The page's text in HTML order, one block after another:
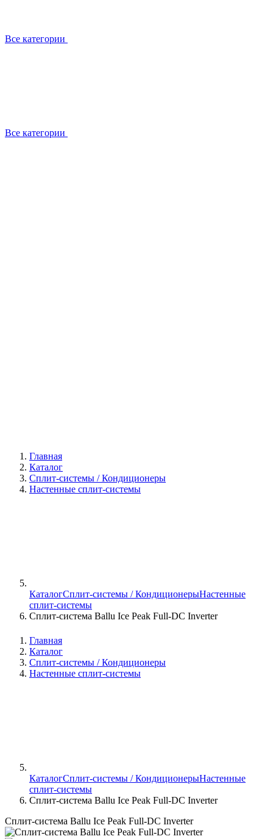
Все категории
Все категории
Главная
Каталог
Сплит-системы / Кондиционеры
Настенные сплит-системы
КаталогСплит-системы / КондиционерыНастенные
сплит-системы
Сплит-система Ballu Ice Peak Full-DC Inverter
Главная
Каталог
Сплит-системы / Кондиционеры
Настенные сплит-системы
КаталогСплит-системы / КондиционерыНастенные
сплит-системы
Сплит-система Ballu Ice Peak Full-DC Inverter
Сплит-система Ballu Ice Peak Full-DC Inverter